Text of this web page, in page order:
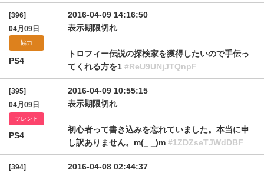
[396]
04月09日
協力
PS4
2016-04-09 14:16:50
表示期限切れ
トロフィー伝説の探検家を獲得したいので手伝っ
てくれる方を1 #ReU9UNjJTQnpF
[395]
04月09日
フレンド
PS4
2016-04-09 10:55:15
表示期限切れ
初心者って書き込みを忘れていました。本当に申
し訳ありません。m(_ _)m #1ZDZseTJWdDBF
[394]
2016-04-08 02:44:37